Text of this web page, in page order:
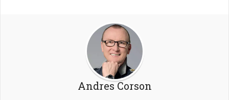
Andres Corson